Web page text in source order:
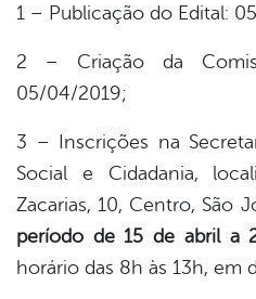
1 – Publicação do Edital:
2 – Criação da
05/04/2019;
3 – Inscrições na
Social e Cidadania,
Zacarias, 10, Centro, São
período de 15 de abril a
horário das 8h às 13h, em